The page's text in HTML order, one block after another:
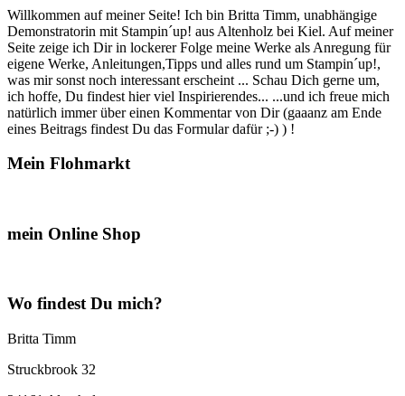
Willkommen auf meiner Seite! Ich bin Britta Timm, unabhängige
Demonstratorin mit Stampin´up! aus Altenholz bei Kiel. Auf meiner
Seite zeige ich Dir in lockerer Folge meine Werke als Anregung für
eigene Werke, Anleitungen,Tipps und alles rund um Stampin´up!,
was mir sonst noch interessant erscheint ... Schau Dich gerne um,
ich hoffe, Du findest hier viel Inspirierendes... ...und ich freue mich
natürlich immer über einen Kommentar von Dir (gaaanz am Ende
eines Beitrags findest Du das Formular dafür ;-) ) !
Mein Flohmarkt
mein Online Shop
Wo findest Du mich?
Britta Timm
Struckbrook 32